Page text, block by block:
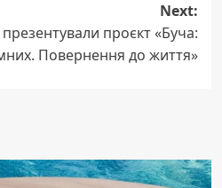
Next:
проєкт «Буча:
Повернення до життя»